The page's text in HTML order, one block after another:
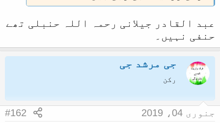
ر
ا
ل
ا
عبد القادر جیلانی رحمہ اللہ حنبلی تھے
حنفی نہیں۔
جی مرشد جی
رکن
جنوری 04، 2019 #162